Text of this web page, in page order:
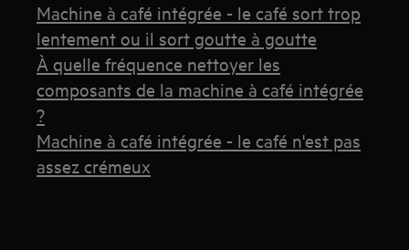
Machine à café intégrée - le café sort trop
lentement ou il sort goutte à goutte
À quelle fréquence nettoyer les
composants de la machine à café intégrée
?
Machine à café intégrée - le café n'est pas
assez crémeux